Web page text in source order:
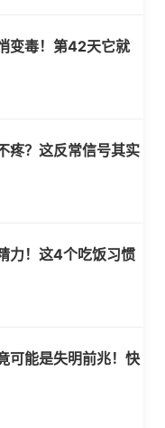
变毒！第42天它就
疼？这反常信号其实
力！这4个吃饭习惯
可能是失明前兆！快